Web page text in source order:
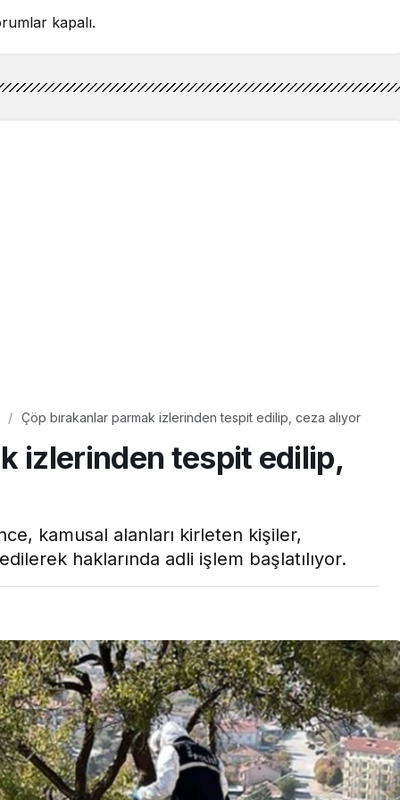
kapalı.
Çöp bırakanlar parmak izlerinden tespit edilip, ceza alıyor
izlerinden tespit edilip,
kamusal alanları kirleten kişiler,
haklarında adli işlem başlatılıyor.